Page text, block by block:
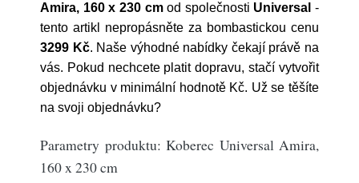
Amira, 160 x 230 cmod společnosti Universal -
tento artikl nepropásněte za bombastickou cenu
3299 Kč. Naše výhodné nabídky čekají právě na
vás. Pokud nechcete platit dopravu, stačí vytvořit
objednávku v minimální hodnotě Kč. Už se těšíte
na svoji objednávku?
Parametry produktu: Koberec Universal Amira,
160 x 230 cm